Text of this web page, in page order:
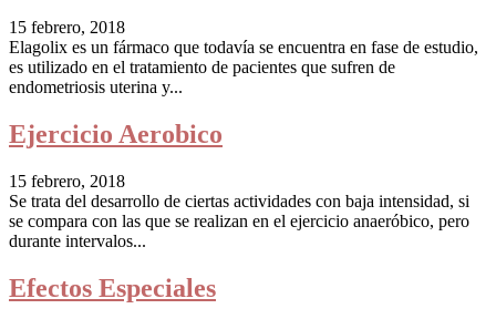
15 febrero, 2018
Elagolix es un fármaco que todavía se encuentra en fase de estudio,
es utilizado en el tratamiento de pacientes que sufren de
endometriosis uterina y...
Ejercicio Aerobico
15 febrero, 2018
Se trata del desarrollo de ciertas actividades con baja intensidad, si
se compara con las que se realizan en el ejercicio anaeróbico, pero
durante intervalos...
Efectos Especiales